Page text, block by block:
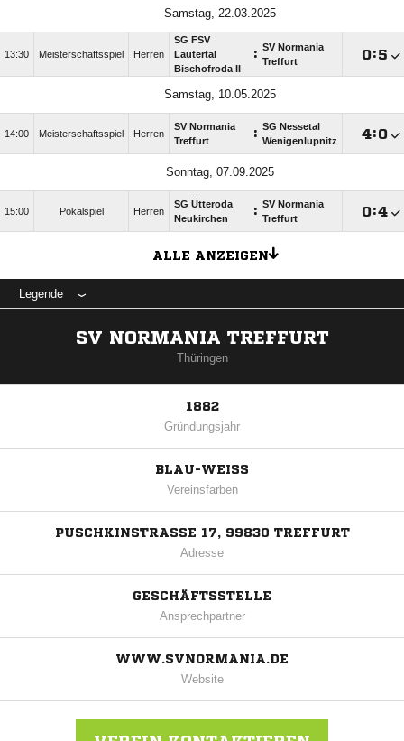
Samstag, 22.03.2025
13:30 Meisterschaftsspiel Herren
SG FSV
Lautertal
Bischofroda II
: SV Normania
Treffurt
:
Samstag, 10.05.2025
14:00 Meisterschaftsspiel Herren
SV Normania
Treffurt
: SG Nessetal
Wenigenlupnitz
:
Sonntag, 07.09.2025
15:00 Pokalspiel Herren
SG Ütteroda
Neukirchen
: SV Normania
Treffurt
:
ALLE ANZEIGEN
Legende
SV NORMANIA TREFFURT
Thüringen
1882
Gründungsjahr
BLAU-WEISS
Vereinsfarben
PUSCHKINSTRASSE 17, 99830 TREFFURT
Adresse
GESCHÄFTSSTELLE
Ansprechpartner
WWW.SVNORMANIA.DE
Website